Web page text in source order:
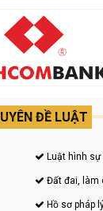
ĐỀ LUẬT
Luật hình sự
Đất đai, làm
Hồ sơ pháp